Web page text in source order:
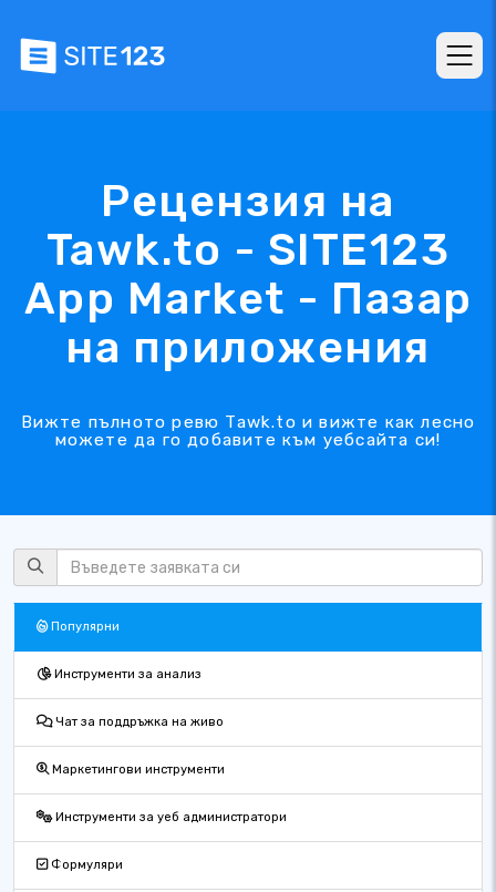
Рецензия на
Tawk.to - SITE123
App Market - Пазар
на приложения
Вижте пълното ревю Tawk.to и вижте как лесно
можете да го добавите към уебсайта си!
Популярни
Инструменти за анализ
Чат за поддръжка на живо
Маркетингови инструменти
Инструменти за уеб администратори
Формуляри